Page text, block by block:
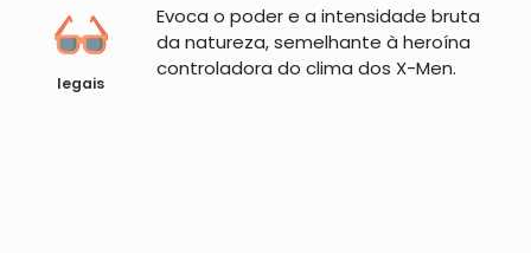
legais
Evoca o poder e a intensidade bruta
da natureza, semelhante à heroína
controladora do clima dos X-Men.